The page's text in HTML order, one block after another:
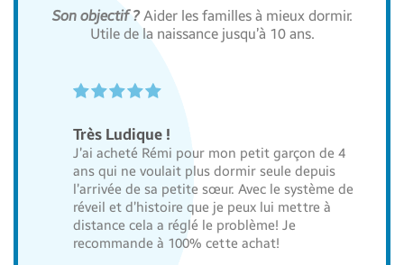
Son objectif ?Aider les familles à mieux dormir.
Utile de la naissance jusqu’à 10 ans.

Très Ludique !
J’ai acheté Rémi pour mon petit garçon de 4
ans qui ne voulait plus dormir seule depuis
l’arrivée de sa petite sœur. Avec le système de
réveil et d’histoire que je peux lui mettre à
distance cela a réglé le problème! Je
recommande à 100% cette achat!